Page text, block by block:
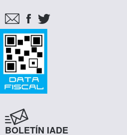
BOLETÍN IADE